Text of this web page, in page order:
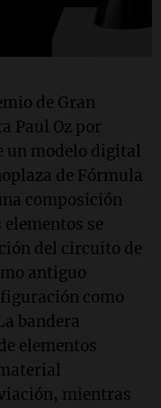
de Gran
Paul Oz por
un modelo digital
de Fórmula
composición
se
del circuito de
antiguo
como
bandera
elementos
mientras